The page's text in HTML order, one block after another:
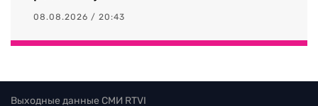
08.08.2026 / 20:43
Выходные данные СМИ RTVI